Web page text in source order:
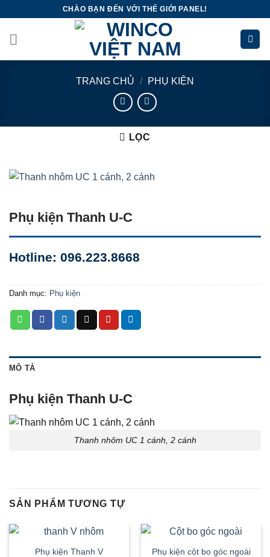
content
CHÀO BẠN ĐẾN VỚI THẾ GIỚI PANEL!
TRANG CHỦ / PHỤ KIỆN
LỌC
Phụ kiện Thanh U-C
Hotline: 096.223.8668
Danh mục: Phụ kiện
MÔ TẢ
Phụ kiện Thanh U-C
Thanh nhôm UC 1 cánh, 2 cánh
SẢN PHẨM TƯƠNG TỰ
Phụ kiện Thanh V Phụ kiện cột bo góc ngoài